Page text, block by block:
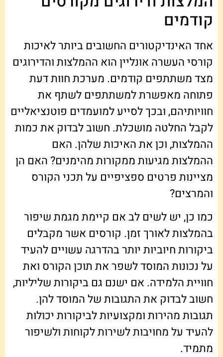
קודמים
אחד האינדיקטורים החשובים ביותר לאיכות
קורסי העשרה אונליין הוא ההמלצות והדירוגים
מצד משתתפים קודמים. מערכת חוות דעת
פתוחה מאפשרת למשתתפים לשתף את
חוויותיהם, ובכך לסייע למועמדים פוטנציאליים
לקבל החלטה מושכלת. חשוב לבדוק את כמות
ההמלצות, וכן את האיכות שלהן. האם
ההמלצות מגיעות ממקורות מהימנים? האם הן
מציינות פרטים ספציפיים על תכני הקורס
והמרצים?
כמו כן, יש לשים לב אם קיימת מגמת שיפור
בהמלצות לאורך זמן. קורסים אשר מקבלים
ביקורות חיוביות יותר בהדרגה עשויים להעיד
על נכונות המוסד לשפר את תוכן הקורס ואת
חוויית הלמידה. אם ישנם גם ביקורות שליליות,
חשוב לבדוק את התגובות של המוסד להן.
תגובות מהירות ומקצועיות לביקורות יכולות
להעיד על מחויבות לשירות לקוחות ולשיפור
מתמיד.